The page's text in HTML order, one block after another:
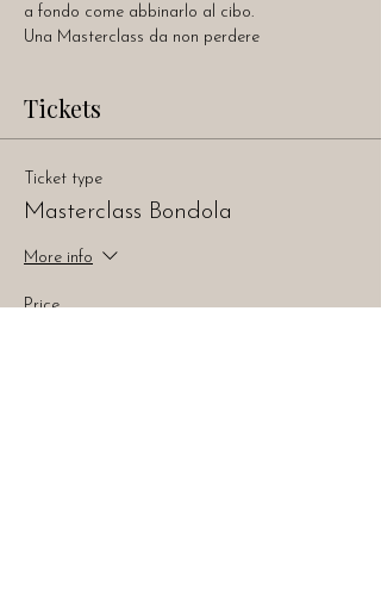
a fondo come abbinarlo al cibo.
Una Masterclass da non perdere
Tickets
Ticket type
Masterclass Bondola
More info
Price